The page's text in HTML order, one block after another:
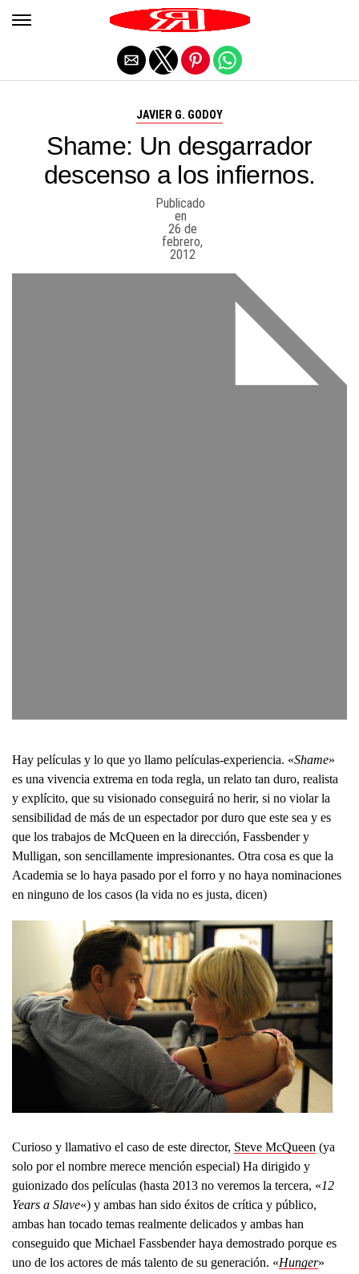
JAVIER G. GODOY
Shame: Un desgarrador
descenso a los infiernos.
Publicado
en
26 de
febrero,
2012
Hay películas y lo que yo llamo películas-experiencia. «Shame»
es una vivencia extrema en toda regla, un relato tan duro, realista
y explícito, que su visionado conseguirá no herir, si no violar la
sensibilidad de más de un espectador por duro que este sea y es
que los trabajos de McQueen en la dirección, Fassbender y
Mulligan, son sencillamente impresionantes. Otra cosa es que la
Academia se lo haya pasado por el forro y no haya nominaciones
en ninguno de los casos (la vida no es justa, dicen)
Curioso y llamativo el caso de este director, Steve McQueen (ya
solo por el nombre merece mención especial) Ha dirigido y
guionizado dos películas (hasta 2013 no veremos la tercera, «12
Years a Slave«) y ambas han sido éxitos de crítica y público,
ambas han tocado temas realmente delicados y ambas han
conseguido que Michael Fassbender haya demostrado porque es
uno de los actores de más talento de su generación. «Hunger»
Salir de la versión móvil